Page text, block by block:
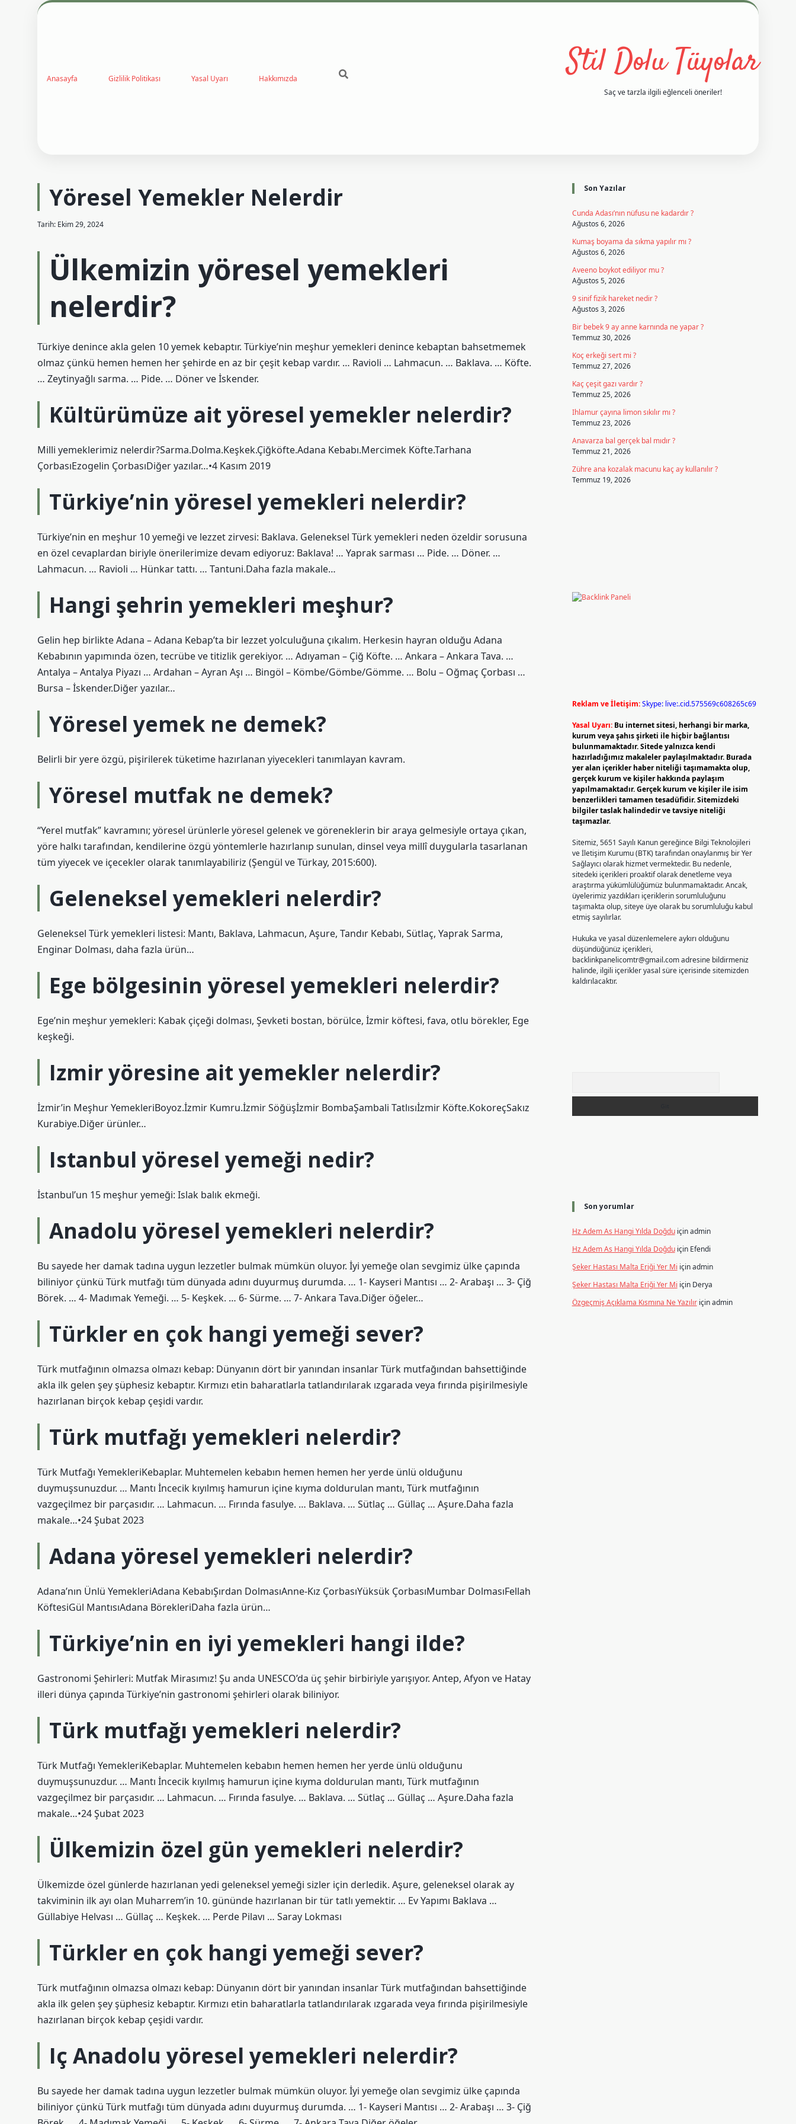
Anasayfa Gizlilik Politikası Yasal Uyarı Hakkımızda Stil Dolu Tüyolar
Saç ve tarzla ilgili eğlenceli öneriler!
Yöresel Yemekler Nelerdir
Tarih: Ekim 29, 2024
Ülkemizin yöresel yemekleri
nelerdir?
Türkiye denince akla gelen 10 yemek kebaptır. Türkiye’nin meşhur yemekleri denince kebaptan bahsetmemek
olmaz çünkü hemen hemen her şehirde en az bir çeşit kebap vardır. … Ravioli … Lahmacun. … Baklava. … Köfte.
… Zeytinyağlı sarma. … Pide. … Döner ve İskender.
Kültürümüze ait yöresel yemekler nelerdir?
Milli yemeklerimiz nelerdir?Sarma.Dolma.Keşkek.Çiğköfte.Adana Kebabı.Mercimek Köfte.Tarhana
ÇorbasıEzogelin ÇorbasıDiğer yazılar…•4 Kasım 2019
Türkiye’nin yöresel yemekleri nelerdir?
Türkiye’nin en meşhur 10 yemeği ve lezzet zirvesi: Baklava. Geleneksel Türk yemekleri neden özeldir sorusuna
en özel cevaplardan biriyle önerilerimize devam ediyoruz: Baklava! … Yaprak sarması … Pide. … Döner. …
Lahmacun. … Ravioli … Hünkar tattı. … Tantuni.Daha fazla makale…
Hangi şehrin yemekleri meşhur?
Gelin hep birlikte Adana – Adana Kebap’ta bir lezzet yolculuğuna çıkalım. Herkesin hayran olduğu Adana
Kebabının yapımında özen, tecrübe ve titizlik gerekiyor. … Adıyaman – Çiğ Köfte. … Ankara – Ankara Tava. …
Antalya – Antalya Piyazı … Ardahan – Ayran Aşı … Bingöl – Kömbe/Gömbe/Gömme. … Bolu – Oğmaç Çorbası …
Bursa – İskender.Diğer yazılar…
Yöresel yemek ne demek?
Belirli bir yere özgü, pişirilerek tüketime hazırlanan yiyecekleri tanımlayan kavram.
Yöresel mutfak ne demek?
“Yerel mutfak” kavramını; yöresel ürünlerle yöresel gelenek ve göreneklerin bir araya gelmesiyle ortaya çıkan,
yöre halkı tarafından, kendilerine özgü yöntemlerle hazırlanıp sunulan, dinsel veya millî duygularla tasarlanan
tüm yiyecek ve içecekler olarak tanımlayabiliriz (Şengül ve Türkay, 2015:600).
Geleneksel yemekleri nelerdir?
Geleneksel Türk yemekleri listesi: Mantı, Baklava, Lahmacun, Aşure, Tandır Kebabı, Sütlaç, Yaprak Sarma,
Enginar Dolması, daha fazla ürün…
Ege bölgesinin yöresel yemekleri nelerdir?
Ege’nin meşhur yemekleri: Kabak çiçeği dolması, Şevketi bostan, börülce, İzmir köftesi, fava, otlu börekler, Ege
keşkeği.
Izmir yöresine ait yemekler nelerdir?
İzmir’in Meşhur YemekleriBoyoz.İzmir Kumru.İzmir Söğüşİzmir BombaŞambali Tatlısıİzmir Köfte.KokoreçSakız
Kurabiye.Diğer ürünler…
Istanbul yöresel yemeği nedir?
İstanbul’un 15 meşhur yemeği: Islak balık ekmeği.
Anadolu yöresel yemekleri nelerdir?
Bu sayede her damak tadına uygun lezzetler bulmak mümkün oluyor. İyi yemeğe olan sevgimiz ülke çapında
biliniyor çünkü Türk mutfağı tüm dünyada adını duyurmuş durumda. … 1- Kayseri Mantısı … 2- Arabaşı … 3- Çiğ
Börek. … 4- Madımak Yemeği. … 5- Keşkek. … 6- Sürme. … 7- Ankara Tava.Diğer öğeler…
Türkler en çok hangi yemeği sever?
Türk mutfağının olmazsa olmazı kebap: Dünyanın dört bir yanından insanlar Türk mutfağından bahsettiğinde
akla ilk gelen şey şüphesiz kebaptır. Kırmızı etin baharatlarla tatlandırılarak ızgarada veya fırında pişirilmesiyle
hazırlanan birçok kebap çeşidi vardır.
Türk mutfağı yemekleri nelerdir?
Türk Mutfağı YemekleriKebaplar. Muhtemelen kebabın hemen hemen her yerde ünlü olduğunu
duymuşsunuzdur. … Mantı İncecik kıyılmış hamurun içine kıyma doldurulan mantı, Türk mutfağının
vazgeçilmez bir parçasıdır. … Lahmacun. … Fırında fasulye. … Baklava. … Sütlaç … Güllaç … Aşure.Daha fazla
makale…•24 Şubat 2023
Adana yöresel yemekleri nelerdir?
Adana’nın Ünlü YemekleriAdana KebabıŞırdan DolmasıAnne-Kız ÇorbasıYüksük ÇorbasıMumbar DolmasıFellah
KöftesiGül MantısıAdana BörekleriDaha fazla ürün…
Türkiye’nin en iyi yemekleri hangi ilde?
Gastronomi Şehirleri: Mutfak Mirasımız! Şu anda UNESCO’da üç şehir birbiriyle yarışıyor. Antep, Afyon ve Hatay
illeri dünya çapında Türkiye’nin gastronomi şehirleri olarak biliniyor.
Türk mutfağı yemekleri nelerdir?
Türk Mutfağı YemekleriKebaplar. Muhtemelen kebabın hemen hemen her yerde ünlü olduğunu
duymuşsunuzdur. … Mantı İncecik kıyılmış hamurun içine kıyma doldurulan mantı, Türk mutfağının
vazgeçilmez bir parçasıdır. … Lahmacun. … Fırında fasulye. … Baklava. … Sütlaç … Güllaç … Aşure.Daha fazla
makale…•24 Şubat 2023
Ülkemizin özel gün yemekleri nelerdir?
Ülkemizde özel günlerde hazırlanan yedi geleneksel yemeği sizler için derledik. Aşure, geleneksel olarak ay
takviminin ilk ayı olan Muharrem’in 10. gününde hazırlanan bir tür tatlı yemektir. … Ev Yapımı Baklava …
Güllabiye Helvası … Güllaç … Keşkek. … Perde Pilavı … Saray Lokması
Türkler en çok hangi yemeği sever?
Türk mutfağının olmazsa olmazı kebap: Dünyanın dört bir yanından insanlar Türk mutfağından bahsettiğinde
akla ilk gelen şey şüphesiz kebaptır. Kırmızı etin baharatlarla tatlandırılarak ızgarada veya fırında pişirilmesiyle
hazırlanan birçok kebap çeşidi vardır.
Iç Anadolu yöresel yemekleri nelerdir?
Bu sayede her damak tadına uygun lezzetler bulmak mümkün oluyor. İyi yemeğe olan sevgimiz ülke çapında
biliniyor çünkü Türk mutfağı tüm dünyada adını duyurmuş durumda. … 1- Kayseri Mantısı … 2- Arabaşı … 3- Çiğ
Sidebar
Son Yazılar
Cunda Adası’nın nüfusu ne kadardır ?
Ağustos 6, 2026
Kumaş boyama da sıkma yapılır mı ?
Ağustos 6, 2026
Aveeno boykot ediliyor mu ?
Ağustos 5, 2026
9 sinif fizik hareket nedir ?
Ağustos 3, 2026
Bir bebek 9 ay anne karnında ne yapar ?
Temmuz 30, 2026
Koç erkeği sert mi ?
Temmuz 27, 2026
Kaç çeşit gazı vardır ?
Temmuz 25, 2026
Ihlamur çayına limon sıkılır mı ?
Temmuz 23, 2026
Anavarza bal gerçek bal mıdır ?
Temmuz 21, 2026
Zühre ana kozalak macunu kaç ay kullanılır ?
Temmuz 19, 2026
Reklam ve İletişim:Skype: live:.cid.575569c608265c69
Yasal Uyarı: Bu internet sitesi, herhangi bir marka,
kurum veya şahıs şirketi ile hiçbir bağlantısı
bulunmamaktadır. Sitede yalnızca kendi
hazırladığımız makaleler paylaşılmaktadır. Burada
yer alan içerikler haber niteliği taşımamakta olup,
gerçek kurum ve kişiler hakkında paylaşım
yapılmamaktadır. Gerçek kurum ve kişiler ile isim
benzerlikleri tamamen tesadüfidir. Sitemizdeki
bilgiler taslak halindedir ve tavsiye niteliği
taşımazlar.
Sitemiz, 5651 Sayılı Kanun gereğince Bilgi Teknolojileri
ve İletişim Kurumu (BTK) tarafından onaylanmış bir Yer
Sağlayıcı olarak hizmet vermektedir. Bu nedenle,
sitedeki içerikleri proaktif olarak denetleme veya
araştırma yükümlülüğümüz bulunmamaktadır. Ancak,
üyelerimiz yazdıkları içeriklerin sorumluluğunu
taşımakta olup, siteye üye olarak bu sorumluluğu kabul
etmiş sayılırlar.
Hukuka ve yasal düzenlemelere aykırı olduğunu
düşündüğünüz içerikleri,
backlinkpanelicomtr@gmail.comadresine bildirmeniz
halinde, ilgili içerikler yasal süre içerisinde sitemizden
kaldırılacaktır.
Son yorumlar
Hz Adem As Hangi Yılda Doğduiçinadmin
Hz Adem As Hangi Yılda Doğduiçin Efendi
Şeker Hastası Malta Eriği Yer Mi içinadmin
Şeker Hastası Malta Eriği Yer Mi için Derya
Özgeçmiş Açıklama Kısmına Ne Yazılıriçinadmin